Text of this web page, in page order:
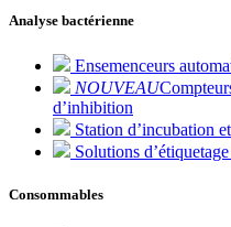
Analyse bactérienne
Ensemenceurs
NOUVEAU
d’inhibition
Station d’incubation
Solutions
Consommables